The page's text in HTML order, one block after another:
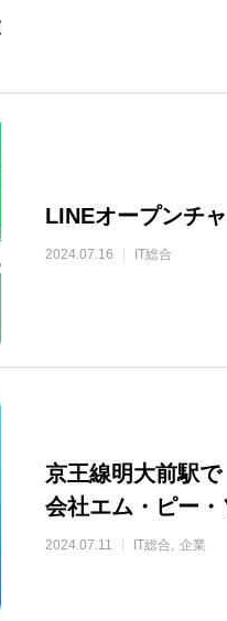
LINEオープンチ
2024.07.16 IT総合
京王線明大前駅
会社エム・ピー
2024.07.11 IT総合 企業